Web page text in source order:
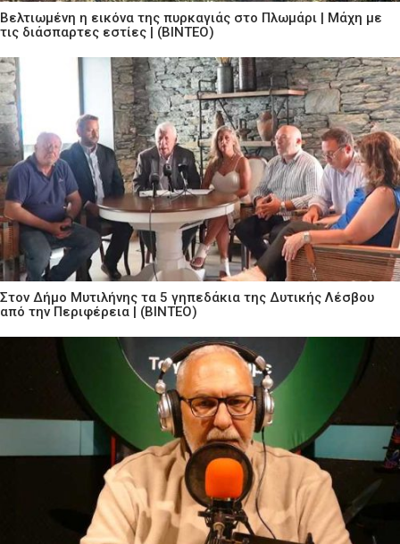
Βελτιωμένη η εικόνα της πυρκαγιάς στο Πλωμάρι | Μάχη με
τις διάσπαρτες εστίες | (ΒΙΝΤΕΟ)
Στον Δήμο Μυτιλήνης τα 5 γηπεδάκια της Δυτικής Λέσβου
από την Περιφέρεια | (ΒΙΝΤΕΟ)